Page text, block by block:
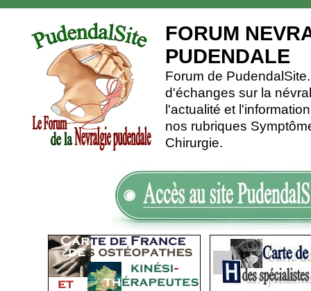
FORUM
PUDENDALE
Forum de
d'échanges sur la
l'actualité et
nos rubriques
Chirurgie.